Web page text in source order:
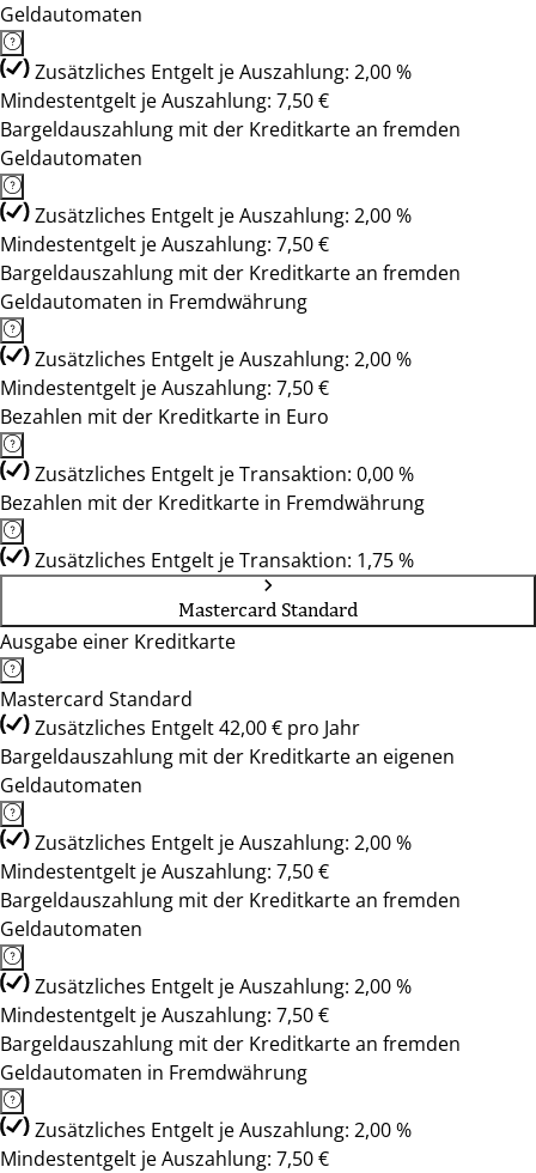
Geldautomaten
Zusätzliches Entgelt je Auszahlung: 2,00 %
Mindestentgelt je Auszahlung: 7,50 €
Bargeldauszahlung mit der Kreditkarte an fremden
Geldautomaten
Zusätzliches Entgelt je Auszahlung: 2,00 %
Mindestentgelt je Auszahlung: 7,50 €
Bargeldauszahlung mit der Kreditkarte an fremden
Geldautomaten in Fremdwährung
Zusätzliches Entgelt je Auszahlung: 2,00 %
Mindestentgelt je Auszahlung: 7,50 €
Bezahlen mit der Kreditkarte in Euro
Zusätzliches Entgelt je Transaktion: 0,00 %
Bezahlen mit der Kreditkarte in Fremdwährung
Zusätzliches Entgelt je Transaktion: 1,75 %
Mastercard Standard
Ausgabe einer Kreditkarte
Mastercard Standard
Zusätzliches Entgelt 42,00 € pro Jahr
Bargeldauszahlung mit der Kreditkarte an eigenen
Geldautomaten
Zusätzliches Entgelt je Auszahlung: 2,00 %
Mindestentgelt je Auszahlung: 7,50 €
Bargeldauszahlung mit der Kreditkarte an fremden
Geldautomaten
Zusätzliches Entgelt je Auszahlung: 2,00 %
Mindestentgelt je Auszahlung: 7,50 €
Bargeldauszahlung mit der Kreditkarte an fremden
Geldautomaten in Fremdwährung
Zusätzliches Entgelt je Auszahlung: 2,00 %
Mindestentgelt je Auszahlung: 7,50 €